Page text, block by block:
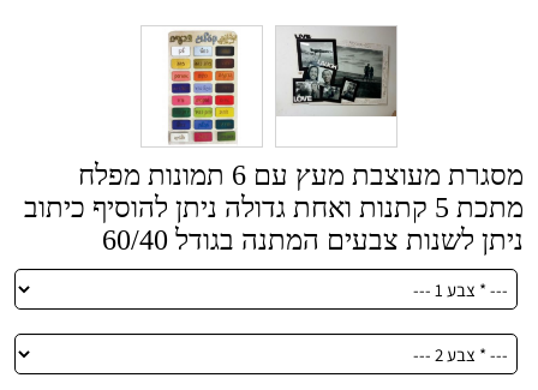
מסגרת מעוצבת מעץ עם 6 תמונות מפלח
מתכת 5 קתנות ואחת גדולה ניתן להוסיף כיתוב
ניתן לשנות צבעים המתנה בגודל 60/40